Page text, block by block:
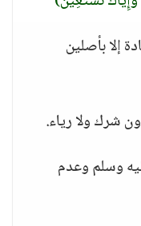
إلا بأصلين
شرك ولا رياء.
وسلم وعدم